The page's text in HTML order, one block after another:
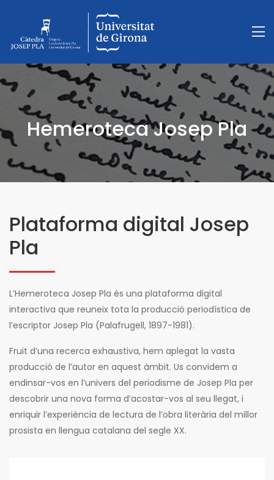
Hemeroteca Josep Pla
Plataforma digital Josep
Pla
L’Hemeroteca Josep Pla és una plataforma digital
interactiva que reuneix tota la producció periodística de
l’escriptor Josep Pla (Palafrugell, 1897-1981).
Fruit d’una recerca exhaustiva, hem aplegat la vasta
producció de l’autor en aquest àmbit. Us convidem a
endinsar-vos en l’univers del periodisme de Josep Pla per
descobrir una nova forma d’acostar-vos al seu llegat, i
enriquir l’experiència de lectura de l’obra literària del millor
prosista en llengua catalana del segle XX.